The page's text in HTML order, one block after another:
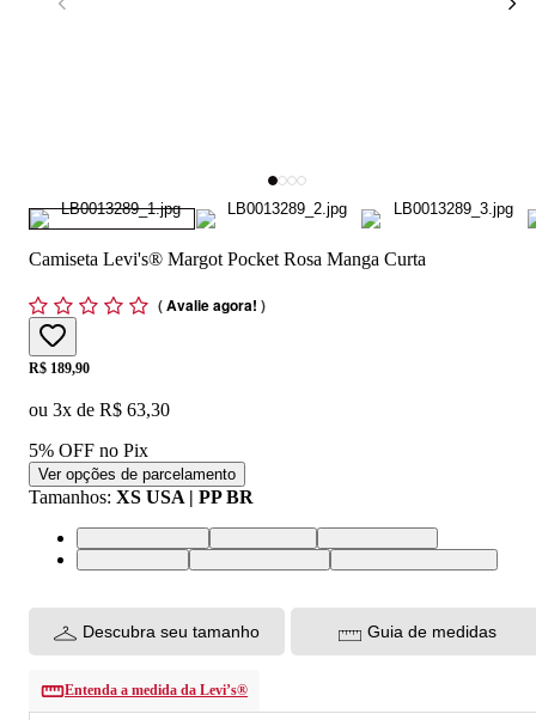
Camiseta Levi's® Margot Pocket Rosa Manga Curta
(Avalie agora! )
Price:
R$ 189,90
ou 3x de R$ 63,30
5% OFF no Pix
Ver opções de parcelamento
Tamanhos: XS USA | PP BR
XS USA | PP BRS USA | P BRM USA | M BR
L USA | G BRXL USA | GG BRXXL USA | EGG BR
Descubra seu tamanho Guia de medidas
Entenda a medida da Levi’s®